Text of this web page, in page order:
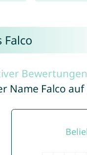
Bewertungen
Name Falco auf